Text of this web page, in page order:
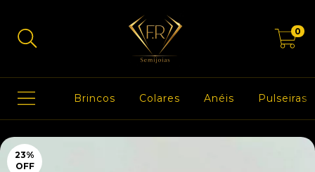
0
Brincos Colares Anéis Pulseiras
23%
OFF